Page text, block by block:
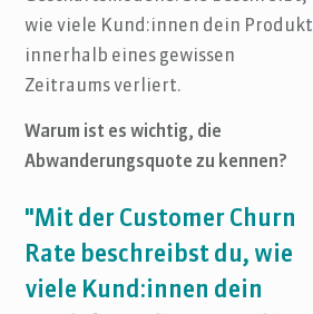
wie viele Kund:innen dein Produkt
innerhalb eines gewissen
Zeitraums verliert.
Warum ist es wichtig, die
Abwanderungsquote zu kennen?
"Mit der Customer Churn
Rate beschreibst du, wie
viele Kund:innen dein